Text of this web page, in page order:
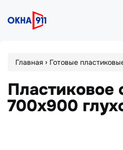
to
navigation
Вы
Главная › Готовые
Пластиковое
700x900